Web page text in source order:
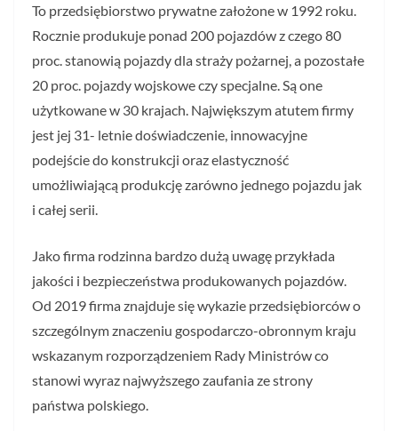
To przedsiębiorstwo prywatne założone w 1992 roku.
Rocznie produkuje ponad 200 pojazdów z czego 80
proc. stanowią pojazdy dla straży pożarnej, a pozostałe
20 proc. pojazdy wojskowe czy specjalne. Są one
użytkowane w 30 krajach. Największym atutem firmy
jest jej 31- letnie doświadczenie, innowacyjne
podejście do konstrukcji oraz elastyczność
umożliwiającą produkcję zarówno jednego pojazdu jak
i całej serii.
Jako firma rodzinna bardzo dużą uwagę przykłada
jakości i bezpieczeństwa produkowanych pojazdów.
Od 2019 firma znajduje się wykazie przedsiębiorców o
szczególnym znaczeniu gospodarczo-obronnym kraju
wskazanym rozporządzeniem Rady Ministrów co
stanowi wyraz najwyższego zaufania ze strony
państwa polskiego.